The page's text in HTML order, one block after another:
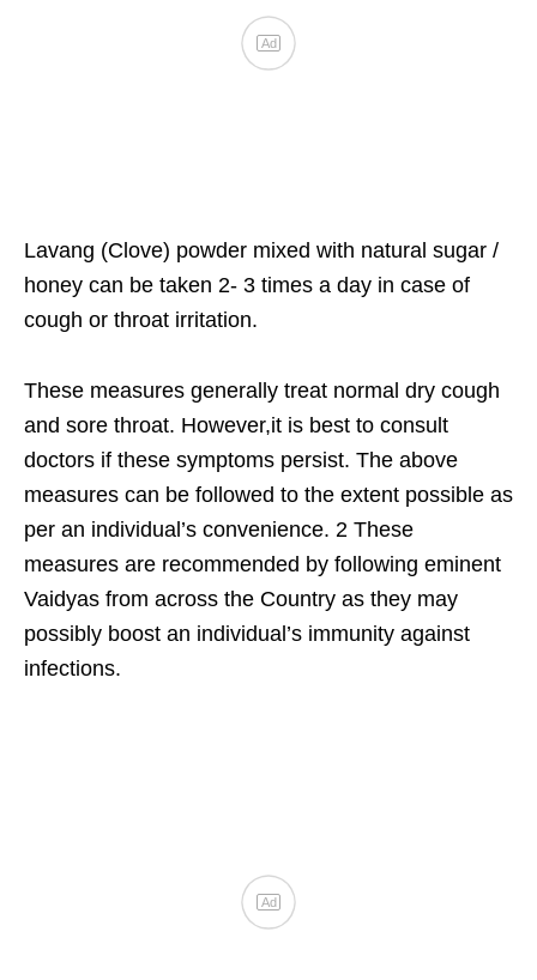
Lavang (Clove) powder mixed with natural sugar /
honey can be taken 2- 3 times a day in case of
cough or throat irritation.
These measures generally treat normal dry cough
and sore throat. However,it is best to consult
doctors if these symptoms persist. The above
measures can be followed to the extent possible as
per an individual’s convenience. 2 These
measures are recommended by following eminent
Vaidyas from across the Country as they may
possibly boost an individual’s immunity against
infections.